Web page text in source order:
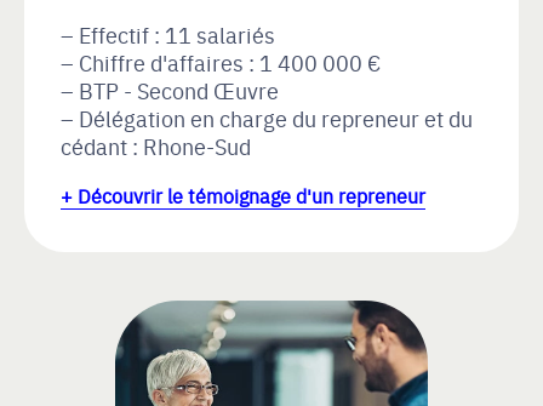
Effectif : 11 salariés
Chiffre d'affaires : 1 400 000 €
BTP - Second Œuvre
Délégation en charge du repreneur et du
cédant : Rhone-Sud
+ Découvrir le témoignage d'un repreneur